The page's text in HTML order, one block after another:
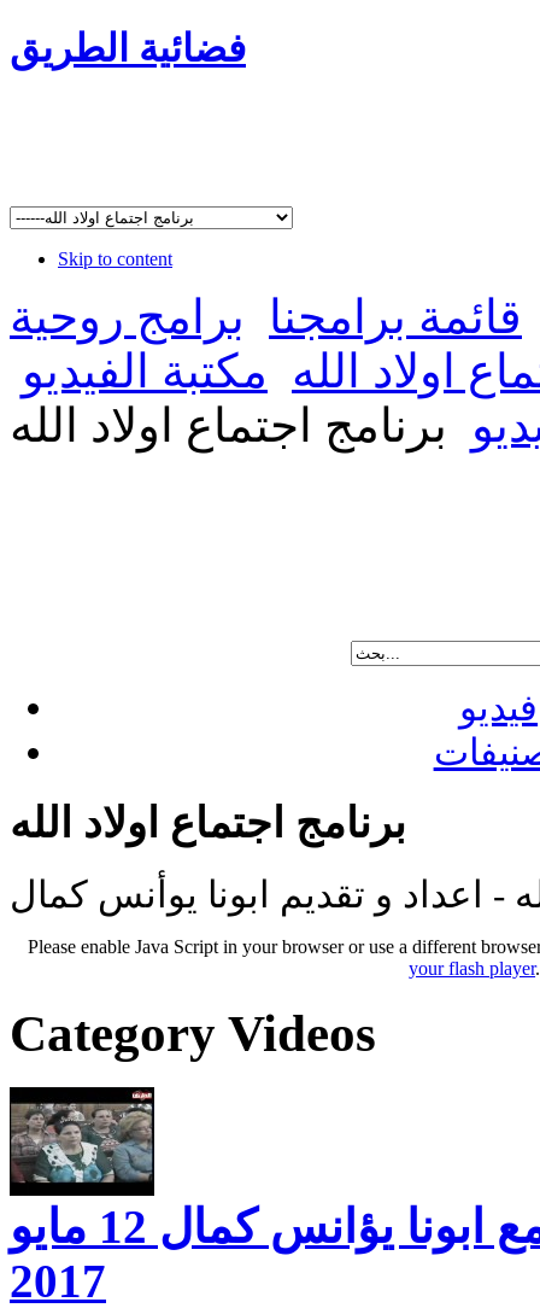
فضائية الطريق
Skip to content
قائمة برامجنا
برامج روحية
اولاد الله مكتبة الفيديو
برنامج اجتماع اولاد الله
فيديو
برنامج اجتماع اولاد الله
- اعداد و تقديم ابونا يوأنس كمال
Please enable Java Script in your browser or use a different
your flash player.
Category Videos
اجتماع اولاد الله مع ابونا يؤانس كمال 12 مايو
2017